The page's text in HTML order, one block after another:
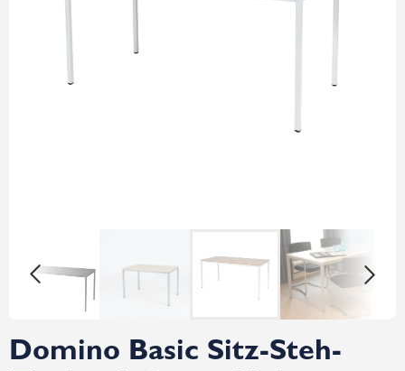
Domino Basic Sitz-Steh-